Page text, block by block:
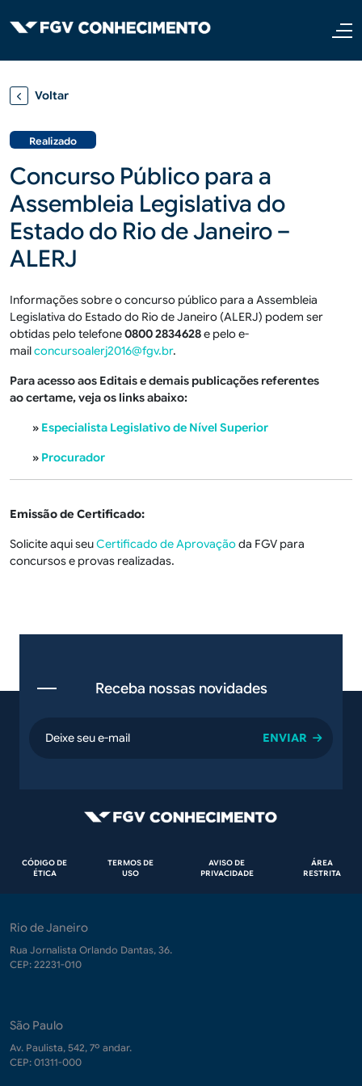
Voltar
Realizado
Concurso Público para a
Assembleia Legislativa do
Estado do Rio de Janeiro –
ALERJ
Informações sobre o concurso público para a Assembleia
Legislativa do Estado do Rio de Janeiro (ALERJ) podem ser
obtidas pelo telefone0800 2834628e pelo e-
mailconcursoalerj2016@fgv.br.
Para acesso aos Editais e demais publicações referentes
ao certame, veja os links abaixo:
» Especialista Legislativo de Nível Superior
» Procurador
Emissão de Certificado:
Solicite aqui seuCertificado de Aprovaçãoda FGV para
concursos e provas realizadas.
Receba nossas novidades
email
Rodapé
CÓDIGO DE
ÉTICA
TERMOS DE
USO
AVISO DE
PRIVACIDADE
ÁREA
RESTRITA
Rio de Janeiro
Rua Jornalista Orlando Dantas, 36.
CEP: 22231-010
São Paulo
Av. Paulista, 542, 7º andar.
CEP: 01311-000